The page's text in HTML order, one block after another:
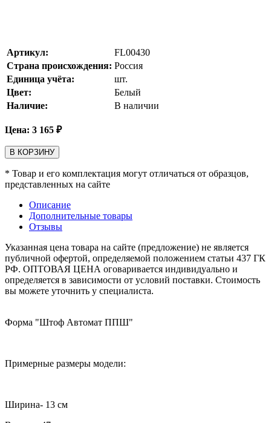
Артикул:
FL00430
Страна происхождения: Россия
Единица учёта:
шт.
Цвет:
Белый
Наличие:
В наличии
Цена: 3 165 ₽
В КОРЗИНУ
* Товар и его комплектация могут отличаться от образцов,
представленных на сайте
Описание
Дополнительные товары
Отзывы
Указанная цена товара на сайте (предложение) не является
публичной офертой, определяемой положением статьи 437 ГК
РФ. ОПТОВАЯ ЦЕНА оговаривается индивидуально и
определяется в зависимости от условий поставки. Стоимость
вы можете уточнить у специалиста.
Форма "Штоф Автомат ППШ"
Примерные размеры модели:
Ширина- 13 см